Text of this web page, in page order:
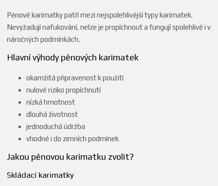
Pěnové karimatky patří mezi nejspolehlivější typy karimatek.
Nevyžadují nafukování, nelze je propíchnout a fungují spolehlivě i v
náročných podmínkách.
Hlavní výhody pěnových karimatek
okamžitá připravenost k použití
nulové riziko propíchnutí
nízká hmotnost
dlouhá životnost
jednoduchá údržba
vhodné i do zimních podmínek
Jakou pěnovou karimatku zvolit?
Skládací karimatky